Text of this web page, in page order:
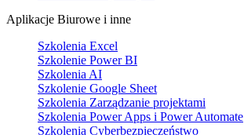
Aplikacje Biurowe i inne
Szkolenia Excel
Szkolenie Power BI
Szkolenia AI
Szkolenie Google Sheet
Szkolenia Zarządzanie projektami
Szkolenia Power Apps i Power Automate
Szkolenia Cyberbezpieczeństwo